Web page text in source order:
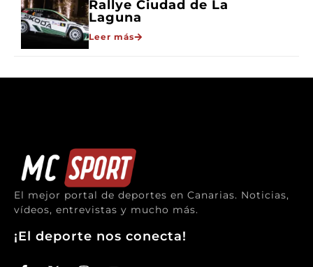
Rallye Ciudad de La
Laguna
Leer más
El mejor portal de deportes en Canarias. Noticias,
vídeos, entrevistas y mucho más.
¡El deporte nos conecta!